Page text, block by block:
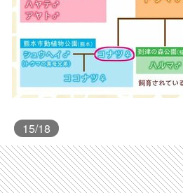
15/18